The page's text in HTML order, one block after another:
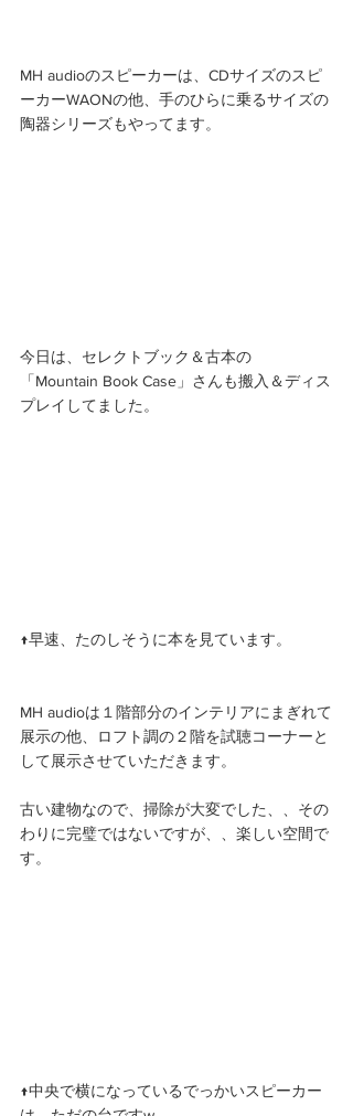
MH audioのスピーカーは、CDサイズのスピ
ーカーWAONの他、手のひらに乗るサイズの
陶器シリーズもやってます。
今日は、セレクトブック＆古本の
「Mountain Book Case」さんも搬入＆ディス
プレイしてました。
↑早速、たのしそうに本を見ています。
MH audioは１階部分のインテリアにまぎれて
展示の他、ロフト調の２階を試聴コーナーと
して展示させていただきます。
古い建物なので、掃除が大変でした、、その
わりに完璧ではないですが、、楽しい空間で
す。
↑中央で横になっているでっかいスピーカー